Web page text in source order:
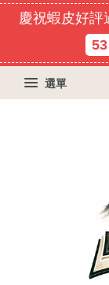
慶祝蝦皮好評
53
選單